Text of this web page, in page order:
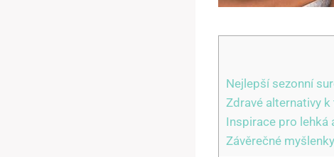
Nejlepší sezonní
Zdravé alternativy
Inspirace pro lehká
Závěrečné myšlenky